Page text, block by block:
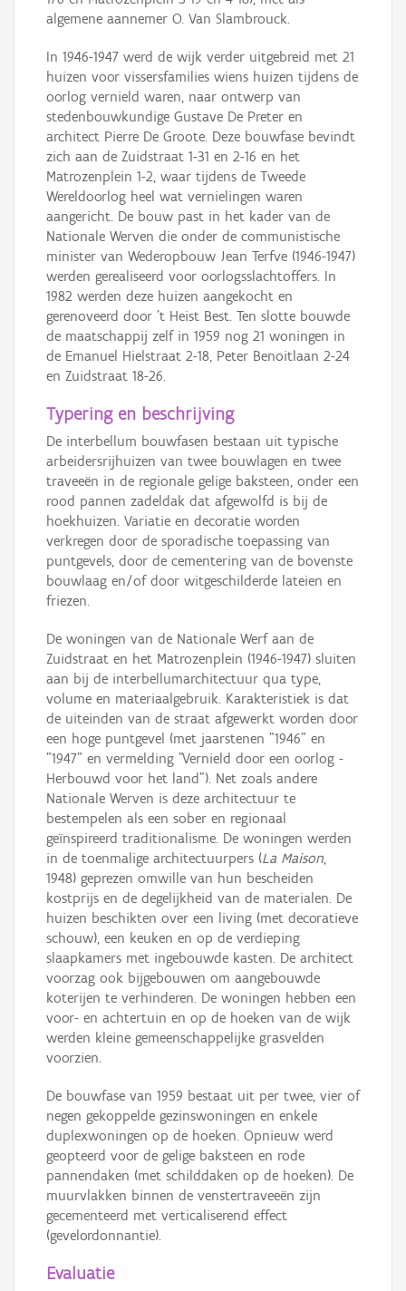
algemene aannemer O. Van Slambrouck.
In 1946-1947 werd de wijk verder uitgebreid met 21
huizen voor vissersfamilies wiens huizen tijdens de
oorlog vernield waren, naar ontwerp van
stedenbouwkundige Gustave De Preter en
architect Pierre De Groote. Deze bouwfase bevindt
zich aan de Zuidstraat 1-31 en 2-16 en het
Matrozenplein 1-2, waar tijdens de Tweede
Wereldoorlog heel wat vernielingen waren
aangericht. De bouw past in het kader van de
Nationale Werven die onder de communistische
minister van Wederopbouw Jean Terfve (1946-1947)
werden gerealiseerd voor oorlogsslachtoffers. In
1982 werden deze huizen aangekocht en
gerenoveerd door 't Heist Best. Ten slotte bouwde
de maatschappij zelf in 1959 nog 21 woningen in
de Emanuel Hielstraat 2-18, Peter Benoitlaan 2-24
en Zuidstraat 18-26.
Typering en beschrijving
De interbellum bouwfasen bestaan uit typische
arbeidersrijhuizen van twee bouwlagen en twee
traveeën in de regionale gelige baksteen, onder een
rood pannen zadeldak dat afgewolfd is bij de
hoekhuizen. Variatie en decoratie worden
verkregen door de sporadische toepassing van
puntgevels, door de cementering van de bovenste
bouwlaag en/of door witgeschilderde lateien en
friezen.
De woningen van de Nationale Werf aan de
Zuidstraat en het Matrozenplein (1946-1947) sluiten
aan bij de interbellumarchitectuur qua type,
volume en materiaalgebruik. Karakteristiek is dat
de uiteinden van de straat afgewerkt worden door
een hoge puntgevel (met jaarstenen "1946" en
"1947" en vermelding "Vernield door een oorlog -
Herbouwd voor het land"). Net zoals andere
Nationale Werven is deze architectuur te
bestempelen als een sober en regionaal
geïnspireerd traditionalisme. De woningen werden
in de toenmalige architectuurpers (La Maison,
1948) geprezen omwille van hun bescheiden
kostprijs en de degelijkheid van de materialen. De
huizen beschikten over een living (met decoratieve
schouw), een keuken en op de verdieping
slaapkamers met ingebouwde kasten. De architect
voorzag ook bijgebouwen om aangebouwde
koterijen te verhinderen. De woningen hebben een
voor- en achtertuin en op de hoeken van de wijk
werden kleine gemeenschappelijke grasvelden
voorzien.
De bouwfase van 1959 bestaat uit per twee, vier of
negen gekoppelde gezinswoningen en enkele
duplexwoningen op de hoeken. Opnieuw werd
geopteerd voor de gelige baksteen en rode
pannendaken (met schilddaken op de hoeken). De
muurvlakken binnen de venstertraveeën zijn
gecementeerd met verticaliserend effect
(gevelordonnantie).
Evaluatie